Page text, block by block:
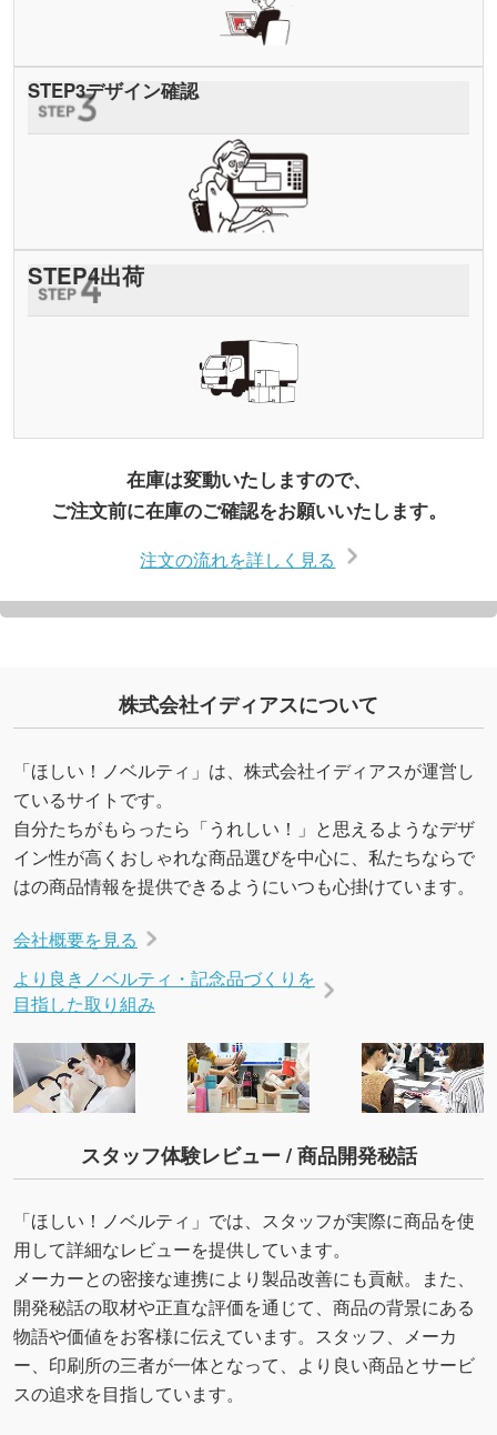
STEP3デザイン確認
STEP4出荷
在庫は変動いたしますので、
ご注文前に在庫のご確認をお願いいたします。
注文の流れを詳しく見る
株式会社イディアスについて
「ほしい！ノベルティ」は、株式会社イディアスが運営し
ているサイトです。
自分たちがもらったら「うれしい！」と思えるようなデザ
イン性が高くおしゃれな商品選びを中心に、私たちならで
はの商品情報を提供できるようにいつも心掛けています。
会社概要を見る
より良きノベルティ・記念品づくりを
目指した取り組み
スタッフ体験レビュー / 商品開発秘話
「ほしい！ノベルティ」では、スタッフが実際に商品を使
用して詳細なレビューを提供しています。
メーカーとの密接な連携により製品改善にも貢献。また、
開発秘話の取材や正直な評価を通じて、商品の背景にある
物語や価値をお客様に伝えています。スタッフ、メーカ
ー、印刷所の三者が一体となって、より良い商品とサービ
スの追求を目指しています。